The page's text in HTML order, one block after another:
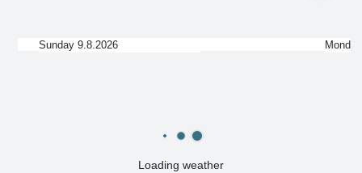
Loading weather
Sunday 9.8.2026